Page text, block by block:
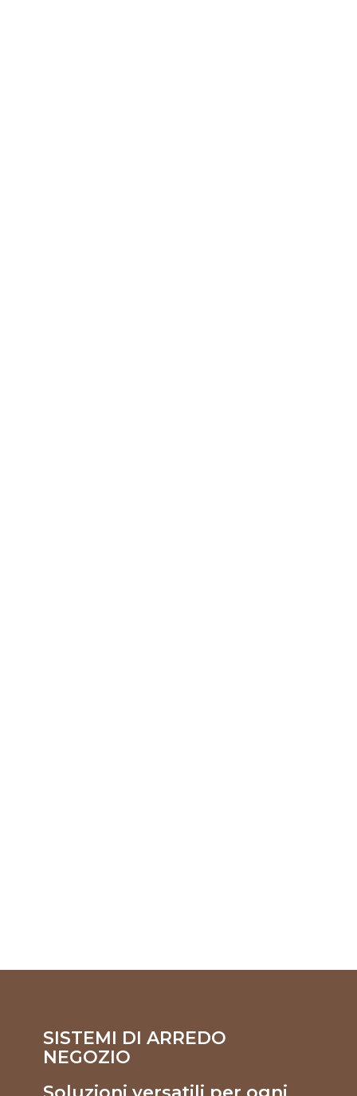
SISTEMI DI ARREDO
NEGOZIO